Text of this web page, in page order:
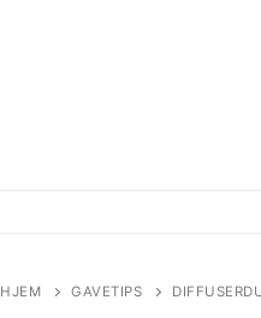
HJEM GAVETIPS